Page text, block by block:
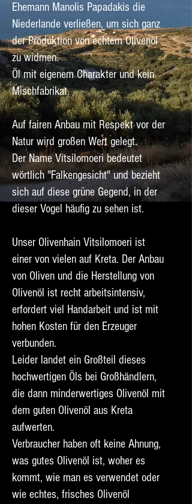
Ehemann Manolis Papadakis die
Niederlande verließen, um sich ganz
der Produktion von echtem Olivenöl
zu widmen.
Öl mit eigenem Charakter und kein
Mischfabrikat.
Auf fairen Anbau mit Respekt vor der
Natur wird großen Wert gelegt.
Der Name Vitsilomoeri bedeutet
wörtlich "Falkengesicht" und bezieht
sich auf diese grüne Gegend, in der
dieser Vogel häufig zu sehen ist.
Unser Olivenhain Vitsilomoeri ist
einer von vielen auf Kreta. Der Anbau
von Oliven und die Herstellung von
Olivenöl ist recht arbeitsintensiv,
erfordert viel Handarbeit und ist mit
hohen Kosten für den Erzeuger
verbunden.
Leider landet ein Großteil dieses
hochwertigen Öls bei Großhändlern,
die dann minderwertiges Olivenöl mit
dem guten Olivenöl aus Kreta
aufwerten.
Verbraucher haben oft keine Ahnung,
was gutes Olivenöl ist, woher es
kommt, wie man es verwendet oder
wie echtes, frisches Olivenöl